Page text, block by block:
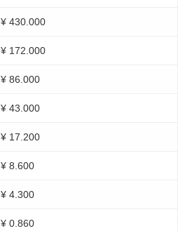
¥ 430.000
¥ 172.000
¥ 86.000
¥ 43.000
¥ 17.200
¥ 8.600
¥ 4.300
¥ 0.860